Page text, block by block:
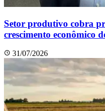
Setor produtivo cobra
crescimento econômico
31/07/2026